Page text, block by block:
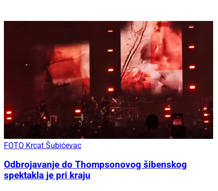
FOTO Krcat Šubićevac
Odbrojavanje do Thompsonovog šibenskog
spektakla je pri kraju